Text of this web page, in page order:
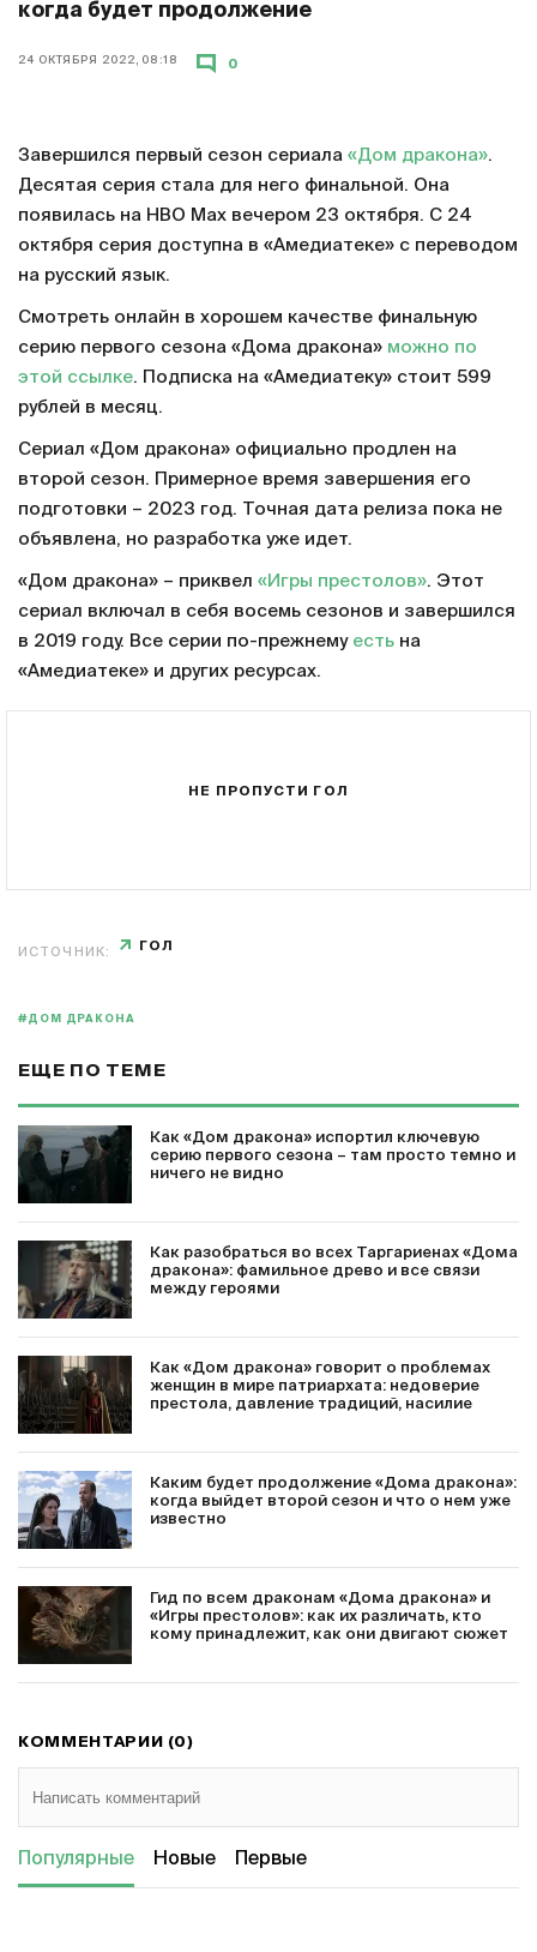
когда будет продолжение
24 ОКТЯБРЯ 2022, 08:18 0
Завершился первый сезон сериала «Дом дракона».
Десятая серия стала для него финальной. Она
появилась на HBO Max вечером 23 октября. С 24
октября серия доступна в «Амедиатеке» с переводом
на русский язык.
Смотреть онлайн в хорошем качестве финальную
серию первого сезона «Дома дракона» можно по
этой ссылке. Подписка на «Амедиатеку» стоит 599
рублей в месяц.
Сериал «Дом дракона» официально продлен на
второй сезон. Примерное время завершения его
подготовки – 2023 год. Точная дата релиза пока не
объявлена, но разработка уже идет.
«Дом дракона» – приквел «Игры престолов». Этот
сериал включал в себя восемь сезонов и завершился
в 2019 году. Все серии по-прежнему есть на
«Амедиатеке» и других ресурсах.
НЕ ПРОПУСТИ ГОЛ
ИСТОЧНИК: ГОЛ
#ДОМ ДРАКОНА
ЕЩЕ ПО ТЕМЕ
Как «Дом дракона» испортил ключевую
серию первого сезона – там просто темно и
ничего не видно
Как разобраться во всех Таргариенах «Дома
дракона»: фамильное древо и все связи
между героями
Как «Дом дракона» говорит о проблемах
женщин в мире патриархата: недоверие
престола, давление традиций, насилие
Каким будет продолжение «Дома дракона»:
когда выйдет второй сезон и что о нем уже
известно
Гид по всем драконам «Дома дракона» и
«Игры престолов»: как их различать, кто
кому принадлежит, как они двигают сюжет
КОММЕНТАРИИ (0)
Популярные Новые Первые